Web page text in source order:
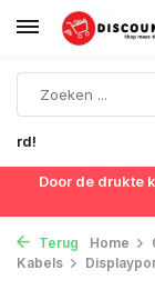
Door de drukte
Terug Home
Kabels